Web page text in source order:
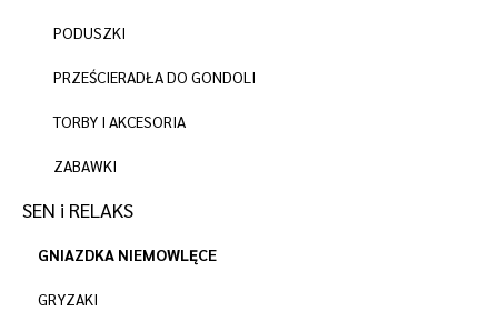
PODUSZKI
PRZEŚCIERADŁA DO GONDOLI
TORBY I AKCESORIA
ZABAWKI
SEN i RELAKS
GNIAZDKA NIEMOWLĘCE
GRYZAKI